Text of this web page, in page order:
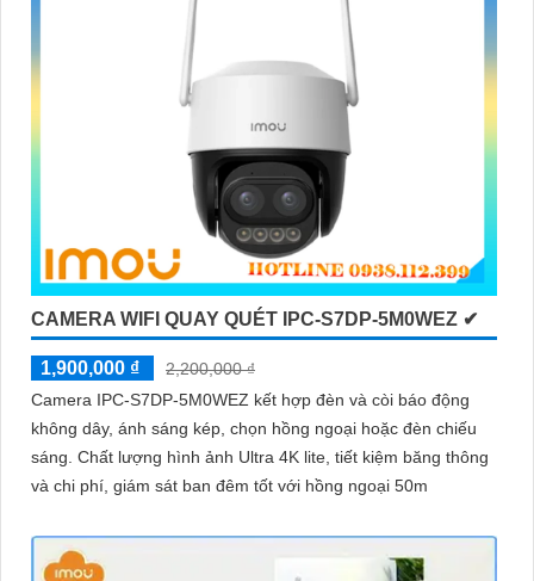
CAMERA WIFI QUAY QUÉT IPC-S7DP-5M0WEZ ✔
1,900,000 ₫
2,200,000 ₫
Camera IPC-S7DP-5M0WEZ kết hợp đèn và còi báo động
không dây, ánh sáng kép, chọn hồng ngoại hoặc đèn chiếu
sáng. Chất lượng hình ảnh Ultra 4K lite, tiết kiệm băng thông
và chi phí, giám sát ban đêm tốt với hồng ngoại 50m